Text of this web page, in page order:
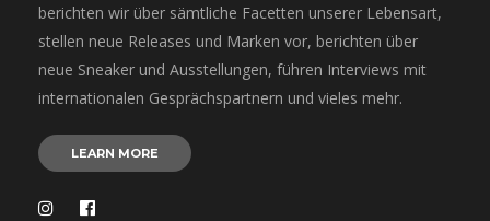
berichten wir über sämtliche Facetten unserer Lebensart,
stellen neue Releases und Marken vor, berichten über
neue Sneaker und Ausstellungen, führen Interviews mit
internationalen Gesprächspartnern und vieles mehr.
LEARN MORE